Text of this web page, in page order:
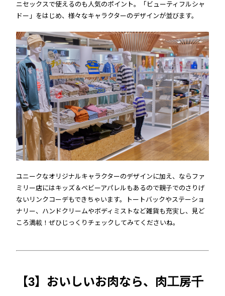
ニセックスで使えるのも人気のポイント。「ビューティフルシャ
ドー」をはじめ、様々なキャラクターのデザインが並びます。
ユニークなオリジナルキャラクターのデザインに加え、ならファ
ミリー店にはキッズ＆ベビーアパレルもあるので親子でのさりげ
ないリンクコーデもできちゃいます。トートバックやステーショ
ナリー、ハンドクリームやボディミストなど雑貨も充実し、見ど
ころ満載！ぜひじっくりチェックしてみてくださいね。
【3】おいしいお肉なら、肉工房千